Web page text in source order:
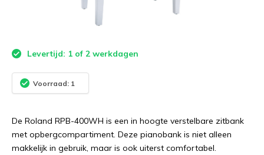
Levertijd: 1 of 2 werkdagen
Voorraad: 1
De Roland RPB-400WH is een in hoogte verstelbare zitbank
met opbergcompartiment. Deze pianobank is niet alleen
makkelijk in gebruik, maar is ook uiterst comfortabel.